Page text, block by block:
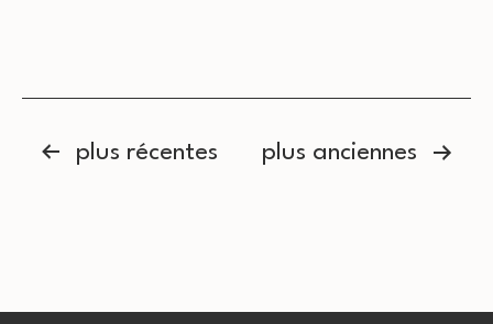
Pagination
plus récentes plus anciennes